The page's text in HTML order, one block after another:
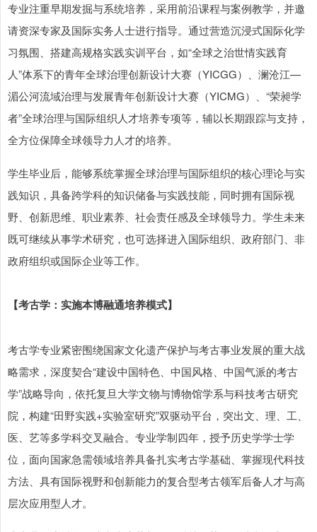
专业注重早期发掘与系统培养，采用前沿课程与案例教学，并邀
请资深专家及国际实务人士进行指导。通过营造沉浸式国际化学
习氛围、搭建高规格实践实训平台，如“全球之治世情实践育
人”体系下的青年全球治理创新设计大赛（YICGG）、澜沧江—
湄公河流域治理与发展青年创新设计大赛（YICMG）、“荣昶学
者”全球治理与国际组织人才培养专项等，辅以长期跟踪与支持，
全方位保障全球领导力人才的培养。
学生毕业后，能够系统掌握全球治理与国际组织的核心理论与实
践知识，具备跨学科的知识储备与实践技能，同时拥有国际视
野、创新思维、职业素养、社会责任感及全球领导力。学生未来
既可继续从事学术研究，也可选择进入国际组织、政府部门、非
政府组织或国际企业等工作。
【考古学：实施本博融通培养模式】
考古学专业紧密围绕国家文化遗产保护与考古事业发展的重大战
略需求，深度契合“建设中国特色、中国风格、中国气派的考古
学”战略导向，依托复旦大学文物与博物馆学系与科技考古研究
院，构建“田野实践+实验室研究”双驱动平台，突出文、理、工、
医、艺等多学科交叉融合。专业学制四年，授予历史学学士学
位，面向国家急需领域培养具备扎实考古学基础、掌握现代科技
方法、具有国际视野和创新能力的复合型考古领军后备人才与高
层次应用型人才。